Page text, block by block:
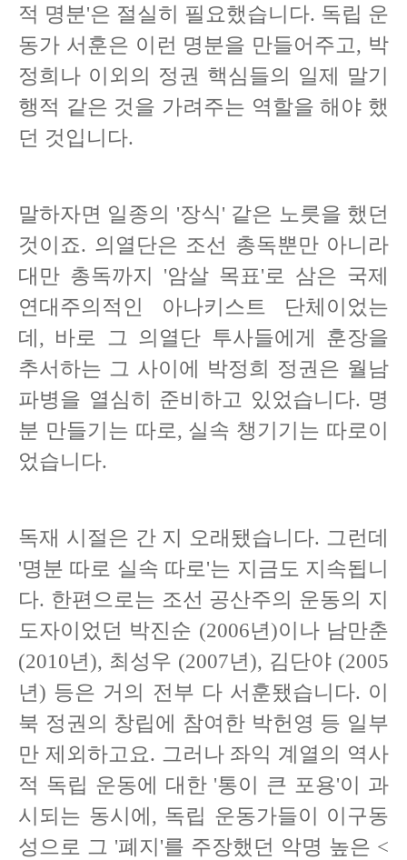
적 명분'은 절실히 필요했습니다. 독립 운
동가 서훈은 이런 명분을 만들어주고, 박
정희나 이외의 정권 핵심들의 일제 말기
행적 같은 것을 가려주는 역할을 해야 했
던 것입니다.
말하자면 일종의 '장식' 같은 노릇을 했던
것이죠. 의열단은 조선 총독뿐만 아니라
대만 총독까지 '암살 목표'로 삼은 국제
연대주의적인 아나키스트 단체이었는
데, 바로 그 의열단 투사들에게 훈장을
추서하는 그 사이에 박정희 정권은 월남
파병을 열심히 준비하고 있었습니다. 명
분 만들기는 따로, 실속 챙기기는 따로이
었습니다.
독재 시절은 간 지 오래됐습니다. 그런데
'명분 따로 실속 따로'는 지금도 지속됩니
다. 한편으로는 조선 공산주의 운동의 지
도자이었던 박진순 (2006년)이나 남만춘
(2010년), 최성우 (2007년), 김단야 (2005
년) 등은 거의 전부 다 서훈됐습니다. 이
북 정권의 창립에 참여한 박헌영 등 일부
만 제외하고요. 그러나 좌익 계열의 역사
적 독립 운동에 대한 '통이 큰 포용'이 과
시되는 동시에, 독립 운동가들이 이구동
성으로 그 '폐지'를 주장했던 악명 높은 <